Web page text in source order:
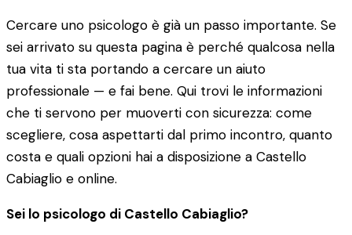
Cercare uno psicologo è già un passo importante. Se
sei arrivato su questa pagina è perché qualcosa nella
tua vita ti sta portando a cercare un aiuto
professionale — e fai bene. Qui trovi le informazioni
che ti servono per muoverti con sicurezza: come
scegliere, cosa aspettarti dal primo incontro, quanto
costa e quali opzioni hai a disposizione a Castello
Cabiaglio e online.
Sei lo psicologo di Castello Cabiaglio?